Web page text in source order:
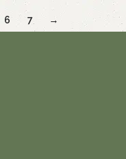
6 7 →